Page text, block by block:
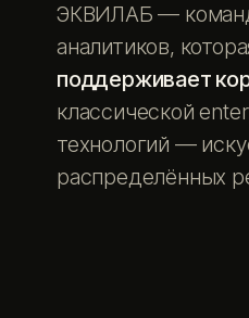
ЭКВИЛАБ —
аналитиков,
поддерживает
классической
технологий —
распределённых